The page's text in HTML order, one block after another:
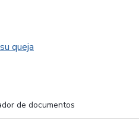
queja
de documentos